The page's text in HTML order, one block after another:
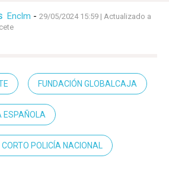
Enclm - 29/05/2024 15:59 | Actualizado a
FUNDACIÓN GLOBALCAJA
ESPAÑOLA
POLICÍA NACIONAL